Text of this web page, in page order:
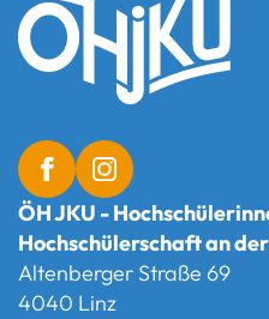
ÖH JKU -
Hochschülerschaft an
Altenberger Straße 69
4040 Linz